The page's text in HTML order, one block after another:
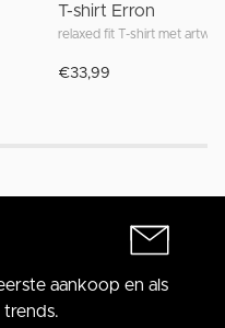
T-shirt Erron
relaxed fit T-shirt met
€33,99
aankoop en als
trends.